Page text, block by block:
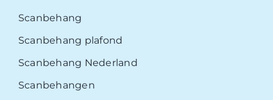
Scanbehang
Scanbehang plafond
Scanbehang Nederland
Scanbehangen